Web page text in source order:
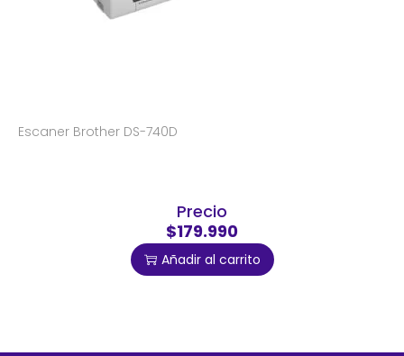
Escaner Brother DS-740D
Precio
$179.990
Añadir al carrito